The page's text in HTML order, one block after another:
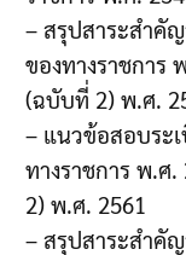
– สรุปสาระสำคั
ของทางราชการ
(ฉบับที่ 2) พ.ศ.
– แนวข้อสอบระ
ทางราชการ พ.ศ
2) พ.ศ. 2561
– สรุปสาระสำคั